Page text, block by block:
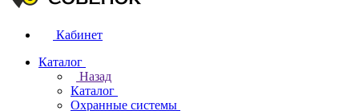
Кабинет
Каталог
Назад
Каталог
Охранные системы